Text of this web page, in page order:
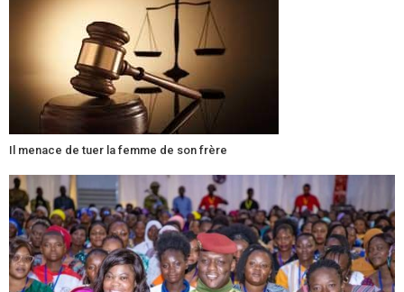
Il menace de tuer la femme de son frère